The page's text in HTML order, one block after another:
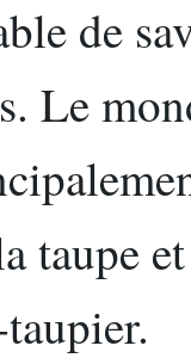
de
Le
taupe